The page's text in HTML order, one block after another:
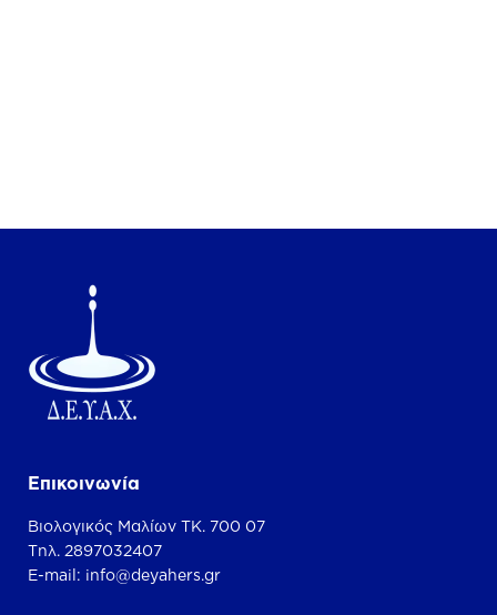
Επικοινωνία
Βιολογικός Μαλίων ΤΚ. 700 07
Τηλ. 2897032407
Ε-mail: info@deyahers.gr